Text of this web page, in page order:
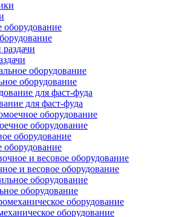
оборудование
для фаст-фуда
оборудование
оборудование
и весовое оборудование
оборудование
оборудование